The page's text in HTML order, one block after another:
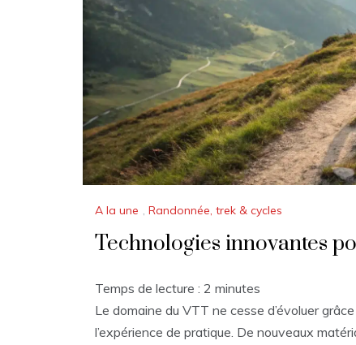
A la une , Randonnée, trek & cycles
Technologies innovantes
Temps de lecture : 2 minutes
Le domaine du VTT ne cesse d’évoluer
l’expérience de pratique. De nouveaux